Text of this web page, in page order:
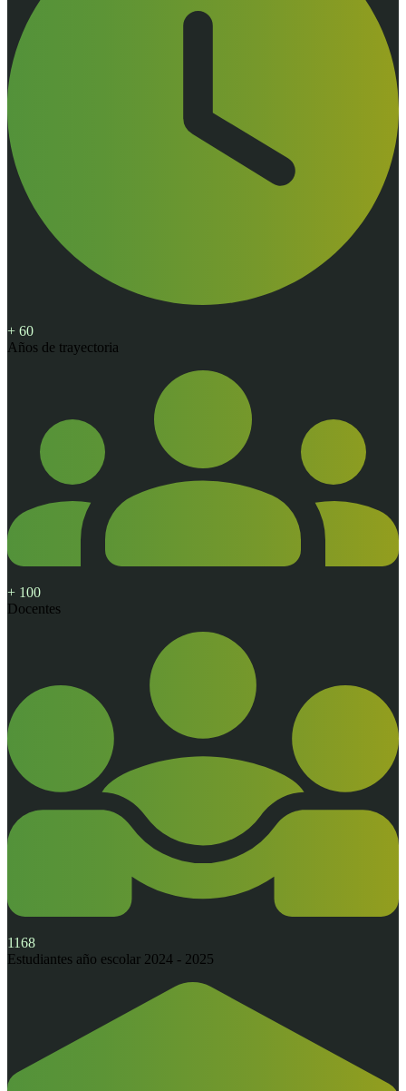
+ 60
Años de trayectoria
+ 100
Docentes
1168
Estudiantes año escolar 2024 - 2025